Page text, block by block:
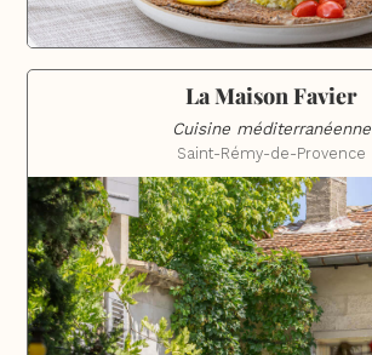
La Maison Favier
Cuisine méditerranéenne
Saint-Rémy-de-Provence